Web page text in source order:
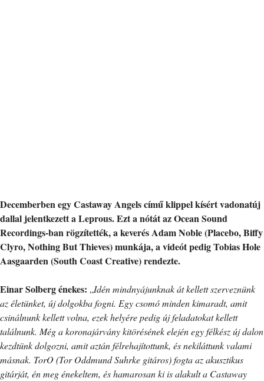
Decemberben egy Castaway Angels című klippel kísért vadonatúj
dallal jelentkezett a Leprous. Ezt a nótát az Ocean Sound
Recordings-ban rögzítették, a keverés Adam Noble (Placebo, Biffy
Clyro, Nothing But Thieves) munkája, a videót pedig Tobias Hole
Aasgaarden (South Coast Creative) rendezte.
Einar Solberg énekes: „Idén mindnyájunknak át kellett szerveznünk
az életünket, új dolgokba fogni. Egy csomó minden kimaradt, amit
csinálnunk kellett volna, ezek helyére pedig új feladatokat kellett
találnunk. Még a koronajárvány kitörésének elején egy félkész új dalon
kezdtünk dolgozni, amit aztán félrehajítottunk, és nekiláttunk valami
másnak. TorO (Tor Oddmund Suhrke gitáros) fogta az akusztikus
gitárját, én meg énekeltem, és hamarosan ki is alakult a Castaway